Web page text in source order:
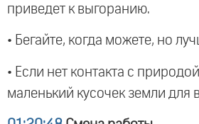
приведет к выгоранию.
• Бегайте, когда можете, но
• Если нет контакта с
маленький кусочек земли для